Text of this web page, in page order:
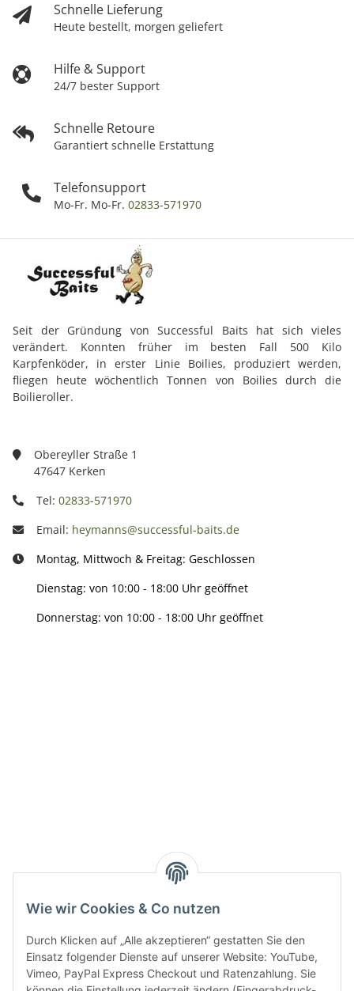
Wie wir Cookies & Co nutzen
Durch Klicken auf „Alle akzeptieren“ gestatten Sie den
Einsatz folgender Dienste auf unserer Website: YouTube,
Vimeo, PayPal Express Checkout und Ratenzahlung. Sie
Schnelle Lieferung
Heute bestellt, morgen geliefert
Hilfe & Support
24/7 bester Support
Schnelle Retoure
Garantiert schnelle Erstattung
Telefonsupport
Mo-Fr. Mo-Fr. 02833-571970
Seit der Gründung von Successful Baits hat sich vieles
verändert. Konnten früher im besten Fall 500 Kilo
Karpfenköder, in erster Linie Boilies, produziert werden,
fliegen heute wöchentlich Tonnen von Boilies durch die
Boilieroller.
Obereyller Straße 1
47647 Kerken
Tel: 02833-571970
Email: heymanns@successful-baits.de
Montag, Mittwoch & Freitag: Geschlossen
Dienstag: von 10:00 - 18:00 Uhr geöffnet
Donnerstag: von 10:00 - 18:00 Uhr geöffnet